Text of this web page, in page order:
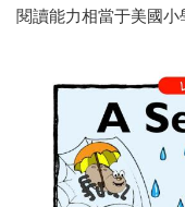
閱讀能力相當于美國小